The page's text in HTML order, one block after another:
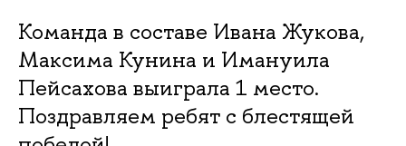
Команда в составе Ивана Жукова,
Максима Кунина и Имануила
Пейсахова выиграла 1 место.
Поздравляем ребят с блестящей